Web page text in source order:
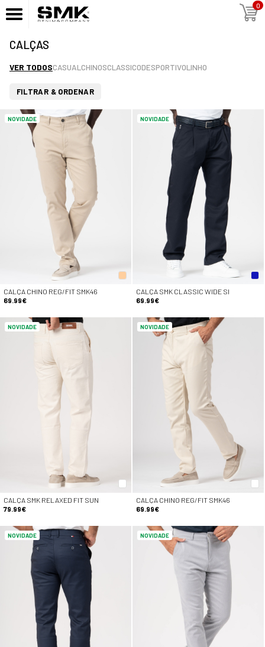
0
CALÇAS
VER TODOSCASUAL CHINOSCLASSICODESPORTIVOLINHO
FILTRAR & ORDENAR
NOVIDADE
CALÇA CHINO REG/FIT SMK46
69.99€
NOVIDADE
CALÇA SMK CLASSIC WIDE SI
69.99€
NOVIDADE
CALÇA SMK RELAXED FIT SUN
79.99€
NOVIDADE
CALÇA CHINO REG/FIT SMK46
69.99€
NOVIDADE NOVIDADE